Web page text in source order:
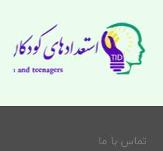
تماس با ما